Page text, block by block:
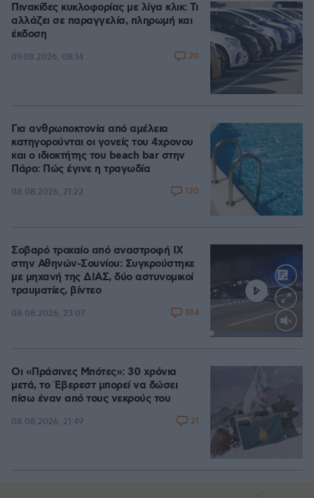
Πινακίδες κυκλοφορίας με λίγα κλικ: Τι
αλλάζει σε παραγγελία, πληρωμή και
έκδοση
09.08.2026, 08:14 20
Για ανθρωποκτονία από αμέλεια
κατηγορούνται οι γονείς του 4χρονου
και ο ιδιοκτήτης του beach bar στην
Πάρο: Πώς έγινε η τραγωδία
08.08.2026, 21:22 120
Σοβαρό τροχαίο από αναστροφή ΙΧ
στην Αθηνών-Σουνίου: Συγκρούστηκε
με μηχανή της ΔΙΑΣ, δύο αστυνομικοί
τραυματίες, βίντεο
08.08.2026, 23:07 184
Οι «Πράσινες Μπότες»: 30 χρόνια
μετά, το Έβερεστ μπορεί να δώσει
πίσω έναν από τους νεκρούς του
08.08.2026, 21:49 21